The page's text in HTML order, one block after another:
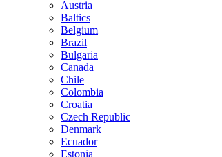
Austria
Baltics
Belgium
Brazil
Bulgaria
Canada
Chile
Colombia
Croatia
Czech Republic
Denmark
Ecuador
Estonia